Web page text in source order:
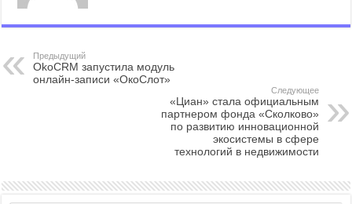
Предыдущий
OkoCRM запустила модуль
онлайн-записи «ОкоСлот»
Следующее
«Циан» стала официальным
партнером фонда «Сколково»
по развитию инновационной
экосистемы в сфере
технологий в недвижимости